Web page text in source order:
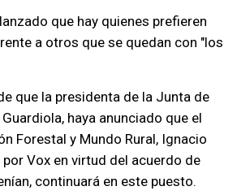
que hay quienes prefieren
a otros que se quedan con "los
que la presidenta de la Junta de
haya anunciado que el
Forestal y Mundo Rural, Ignacio
Vox en virtud del acuerdo de
continuará en este puesto.